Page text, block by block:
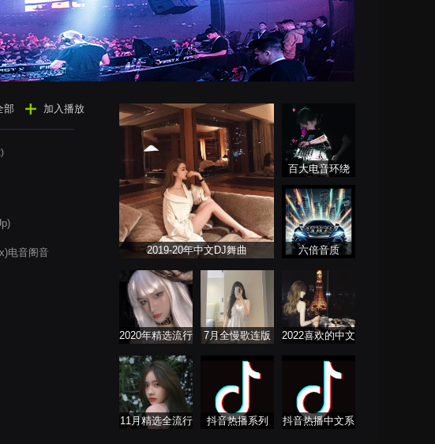
部 加入播放
电音阁音
2019-20年中文DJ舞曲
百大电音环绕
车载专属
六倍音质
2020年精选流行
7月全慢歌连版
2022喜欢的中文
11月精选全流行
抖音热播系列
抖音热播中文系